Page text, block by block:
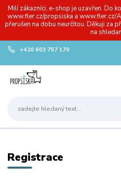
Milí zákazníci, e-shop je uzavřen. Do
www.fler.cz/propsiska a www.fler.cz/
přerušen na dobu neurčitou. Děkuji za
na
+420 603 757 170
Registrace